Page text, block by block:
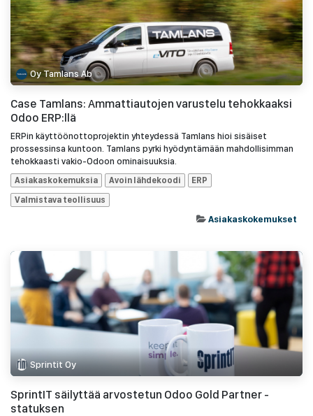
Oy Tamlans Ab
Case Tamlans: Ammattiautojen varustelu tehokkaaksi
Odoo ERP:llä
ERPin käyttöönottoprojektin yhteydessä Tamlans hioi sisäiset
prossessinsa kuntoon. Tamlans pyrki hyödyntämään mahdollisimman
tehokkaasti vakio-Odoon ominaisuuksia.
Asiakaskokemuksia
Avoin lähdekoodi
ERP
Valmistava teollisuus
Asiakaskokemukset
Sprintit Oy
SprintIT säilyttää arvostetun Odoo Gold Partner -
statuksen